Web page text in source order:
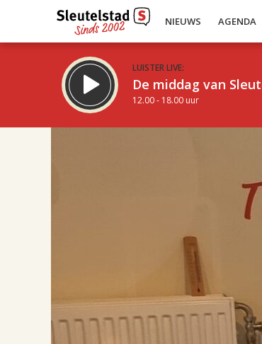
NIEUWS AGENDA
LUISTER LIVE:
De middag van
12.00 - 18.00 uur